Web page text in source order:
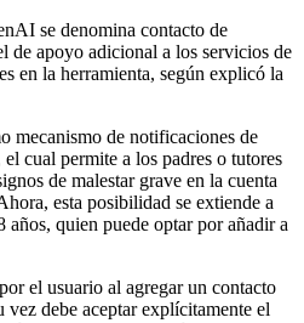
se denomina contacto de
de apoyo adicional a los servicios de
en la herramienta, según explicó la
mecanismo de notificaciones de
cual permite a los padres o tutores
de malestar grave en la cuenta
esta posibilidad se extiende a
años, quien puede optar por añadir a
el usuario al agregar un contacto
debe aceptar explícitamente el